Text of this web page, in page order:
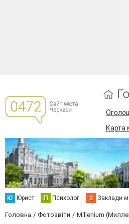
Карта
Ю Юрист П Психолог З Заклади
Головна Фотозвіти Millenium